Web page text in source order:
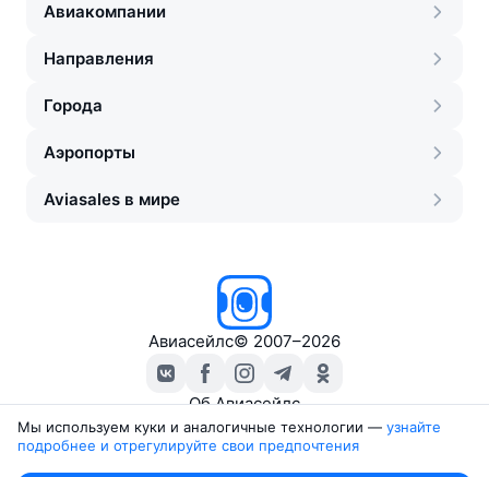
Авиакомпании
Направления
Города
Аэропорты
Aviasales в мире
Авиасейлс© 2007–2026
Об Авиасейлс
Пресс‑центр
Travelpayouts
Мы используем куки и аналогичные технологии — узнайте
подробнее и отрегулируйте свои предпочтения